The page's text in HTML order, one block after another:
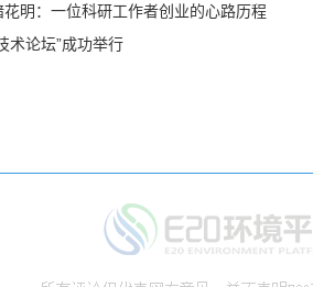
花明：一位科研工作者创业的心路历程
术论坛”成功举行